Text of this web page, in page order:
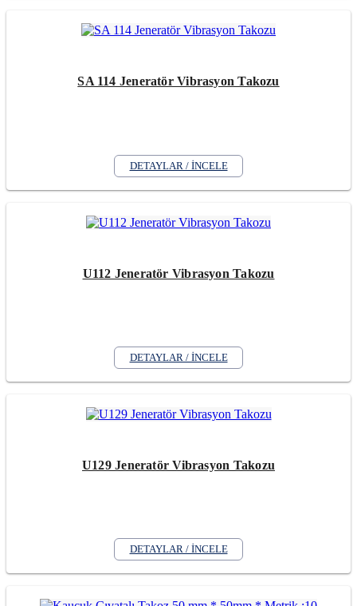
SA 114 Jeneratör Vibrasyon Takozu
DETAYLAR / İNCELE
U112 Jeneratör Vibrasyon Takozu
DETAYLAR / İNCELE
U129 Jeneratör Vibrasyon Takozu
DETAYLAR / İNCELE